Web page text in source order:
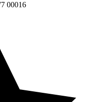
00016